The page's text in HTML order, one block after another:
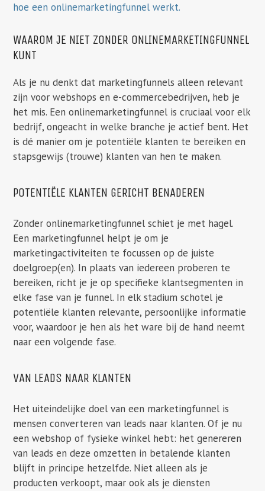
hoe een onlinemarketingfunnel werkt.
WAAROM JE NIET ZONDER ONLINEMARKETINGFUNNEL
KUNT
Als je nu denkt dat marketingfunnels alleen relevant
zijn voor webshops en e-commercebedrijven, heb je
het mis. Een onlinemarketingfunnel is cruciaal voor elk
bedrijf, ongeacht in welke branche je actief bent. Het
is dé manier om je potentiële klanten te bereiken en
stapsgewijs (trouwe) klanten van hen te maken.
POTENTIËLE KLANTEN GERICHT BENADEREN
Zonder onlinemarketingfunnel schiet je met hagel.
Een marketingfunnel helpt je om je
marketingactiviteiten te focussen op de juiste
doelgroep(en). In plaats van iedereen proberen te
bereiken, richt je je op specifieke klantsegmenten in
elke fase van je funnel. In elk stadium schotel je
potentiële klanten relevante, persoonlijke informatie
voor, waardoor je hen als het ware bij de hand neemt
naar een volgende fase.
VAN LEADS NAAR KLANTEN
Het uiteindelijke doel van een marketingfunnel is
mensen converteren van leads naar klanten. Of je nu
een webshop of fysieke winkel hebt: het genereren
van leads en deze omzetten in betalende klanten
blijft in principe hetzelfde. Niet alleen als je
producten verkoopt, maar ook als je diensten